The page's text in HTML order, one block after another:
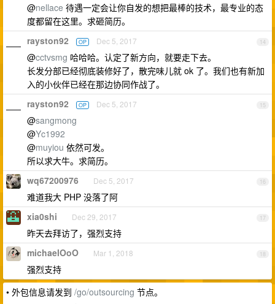
@nellace 待遇一定会让你自发的想把最棒的技术，最专业的态
度都留在这里。求砸简历。
14
rayston92 OP Dec 5, 2017
@cctvsmg 哈哈哈。认定了新方向，就要走下去。
长发分部已经彻底装修好了，散完味儿就 ok 了。我们也有新加
入的小伙伴已经在那边协同作战了。
15
rayston92 OP Dec 5, 2017
@sangmong
@Yc1992
@muyiou 依然可发。
所以求大牛。求简历。
16
wq67200976 Dec 5, 2017
难道我大 PHP 没落了阿
17
xia0shi Dec 29, 2017
昨天去拜访了，强烈支持
18
michaelOoO Mar 1, 2018
强烈支持
• 外包信息请发到 /go/outsourcing 节点。